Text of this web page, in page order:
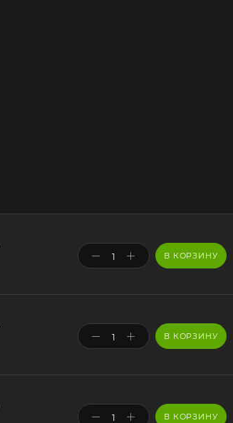
В КОРЗИНУ
В КОРЗИНУ
В КОРЗИНУ